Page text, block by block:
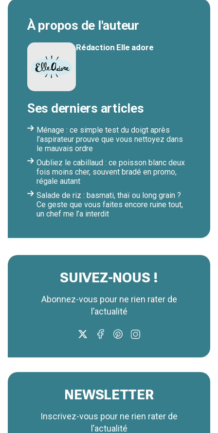
À propos de l'auteur
Rédaction Elle adore
Ses derniers articles
Ménage : ce simple test du doigt après
l’aspirateur prouve que vous nettoyez dans
le mauvais ordre
Oubliez le cabillaud : ce poisson blanc deux
fois moins cher, souvent bradé en promo,
régale autant
Salade de riz : basmati, thaï ou long grain ?
Ce geste que vous faites encore ruine tout,
un chef me l’a interdit
SUIVEZ-NOUS !
Abonnez-vous pour ne rien rater de
l’actualité
NEWSLETTER
Inscrivez-vous pour ne rien rater de
l’actualité